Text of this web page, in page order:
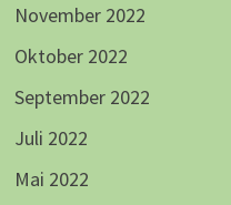
November 2022
Oktober 2022
September 2022
Juli 2022
Mai 2022